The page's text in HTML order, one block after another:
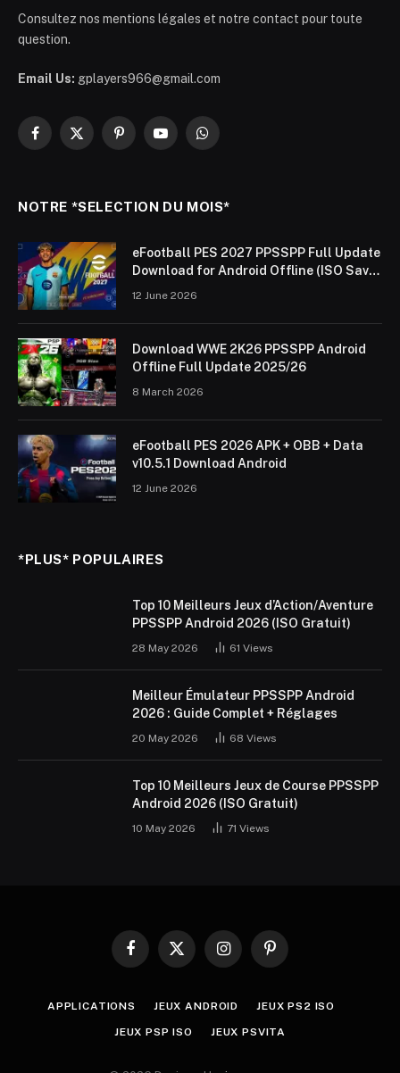
Consultez nos mentions légales et notre contact pour toute
question.
Email Us: gplayers966@gmail.com
Facebook
X
PinterestYouTubeWhatsApp
NOTRE *SELECTION DU MOIS*
eFootball PES 2027 PPSSPP Full Update
Download for Android Offline (ISO Save
12 June 2026
Download WWE 2K26 PPSSPP Android
Offline Full Update 2025/26
8 March 2026
eFootball PES 2026 APK + OBB + Data
v10.5.1 Download Android
12 June 2026
*PLUS* POPULAIRES
Top 10 Meilleurs Jeux d’Action/Aventure
PPSSPP Android 2026 (ISO Gratuit)
28 May 2026 61 Views
Meilleur Émulateur PPSSPP Android
2026 : Guide Complet + Réglages
20 May 2026 68 Views
Top 10 Meilleurs Jeux de Course PPSSPP
Android 2026 (ISO Gratuit)
10 May 2026 71 Views
Facebook
X
InstagramPinterest
APPLICATIONS JEUX ANDROID JEUX PS2 ISO
JEUX PSP ISO JEUX PSVITA